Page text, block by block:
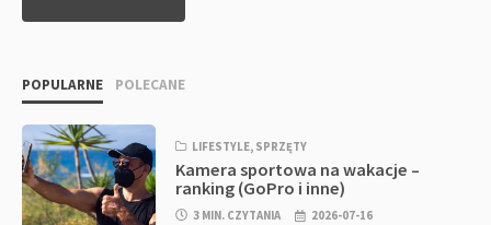
POPULARNE POLECANE
LIFESTYLE, SPRZĘTY
Kamera sportowa na wakacje –
ranking (GoPro i inne)
3 MIN. CZYTANIA 2026-07-16